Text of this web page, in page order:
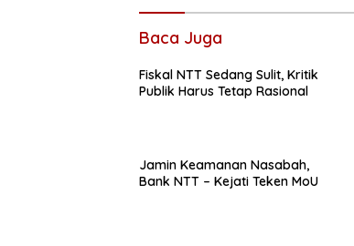
Baca Juga
Fiskal NTT Sedang Sulit, Kritik
Publik Harus Tetap Rasional
Jamin Keamanan Nasabah,
Bank NTT – Kejati Teken MoU